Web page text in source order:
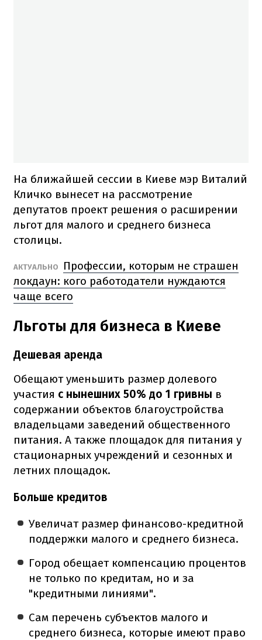
На ближайшей сессии в Киеве мэр Виталий
Кличко вынесет на рассмотрение
депутатов проект решения о расширении
льгот для малого и среднего бизнеса
столицы.
АКТУАЛЬНО
Профессии, которым не страшен
локдаун: кого работодатели нуждаются
чаще всего
Льготы для бизнеса в Киеве
Дешевая аренда
Обещают уменьшить размер долевого
участия с нынешних 50% до 1 гривны в
содержании объектов благоустройства
владельцами заведений общественного
питания. А также площадок для питания у
стационарных учреждений и сезонных и
летних площадок.
Больше кредитов
Увеличат размер финансово-кредитной
поддержки малого и среднего бизнеса.
Город обещает компенсацию процентов
не только по кредитам, но и за
"кредитными линиями".
Сам перечень субъектов малого и
среднего бизнеса, которые имеют право